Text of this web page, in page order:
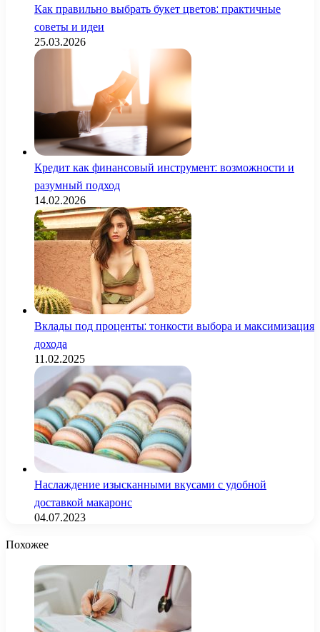
Как правильно выбрать букет цветов: практичные
советы и идеи
25.03.2026
Кредит как финансовый инструмент: возможности и
разумный подход
14.02.2026
Вклады под проценты: тонкости выбора и максимизация
дохода
11.02.2025
Наслаждение изысканными вкусами с удобной
доставкой макаронс
04.07.2023
Похожее